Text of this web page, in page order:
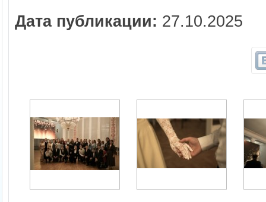
Дата публикации: 27.10.2025